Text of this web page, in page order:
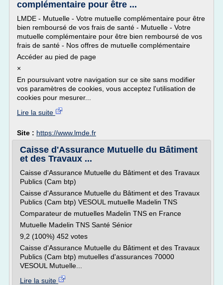
complémentaire pour être ...
LMDE - Mutuelle - Votre mutuelle complémentaire pour être
bien remboursé de vos frais de santé - Mutuelle - Votre
mutuelle complémentaire pour être bien remboursé de vos
frais de santé - Nos offres de mutuelle complémentaire
Accéder au pied de page
×
En poursuivant votre navigation sur ce site sans modifier
vos paramètres de cookies, vous acceptez l'utilisation de
cookies pour mesurer...
Lire la suite
Site : https://www.lmde.fr
Caisse d'Assurance Mutuelle du Bâtiment
et des Travaux ...
Caisse d'Assurance Mutuelle du Bâtiment et des Travaux
Publics (Cam btp)
Caisse d'Assurance Mutuelle du Bâtiment et des Travaux
Publics (Cam btp) VESOUL mutuelle Madelin TNS
Comparateur de mutuelles Madelin TNS en France
Mutuelle Madelin TNS Santé Sénior
9,2 (100%) 452 votes
Caisse d'Assurance Mutuelle du Bâtiment et des Travaux
Publics (Cam btp) mutuelles d'assurances 70000
VESOUL Mutuelle...
Lire la suite